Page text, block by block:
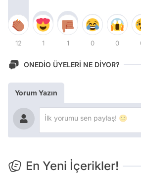
12 1 1 0 0
ONEDİO ÜYELERİ NE DİYOR?
Yorum Yazın
En Yeni İçerikler!